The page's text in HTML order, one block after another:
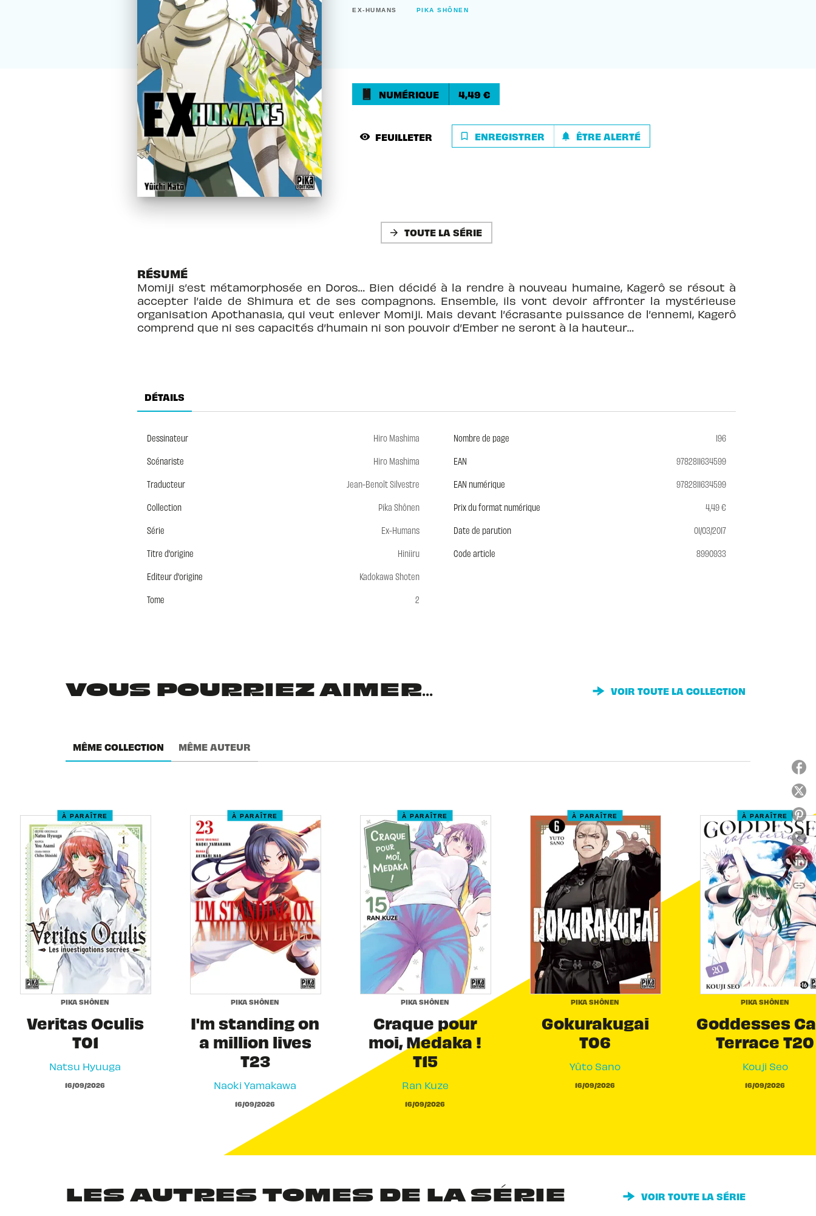
EX-HUMANS PIKA SHÔNEN
NUMÉRIQUE 4,49 €
visibility FEUILLETER bookmark_border ENREGISTRER notifications ÊTRE ALERTÉ
arrow_forward TOUTE LA SÉRIE
RÉSUMÉ
Momiji s’est métamorphosée en Doros… Bien décidé à la rendre à nouveau humaine, Kagerô se résout à
accepter l’aide de Shimura et de ses compagnons. Ensemble, ils vont devoir affronter la mystérieuse
organisation Apothanasia, qui veut enlever Momiji. Mais devant l’écrasante puissance de l’ennemi, Kagerô
comprend que ni ses capacités d’humain ni son pouvoir d’Ember ne seront à la hauteur…
DÉTAILS
Dessinateur
Hiro Mashima
Scénariste
Hiro Mashima
Traducteur
Jean-Benoît Silvestre
Collection
Pika Shônen
Série
Ex-Humans
Titre d'origine
Hiniiru
Editeur d'origine
Kadokawa Shoten
Tome
2
Nombre de page
196
EAN
9782811634599
EAN numérique
9782811634599
Prix du format numérique
4,49 €
Date de parution
01/03/2017
Code article
8990933
VOUS POURRIEZ AIMER... VOIR TOUTE LA COLLECTION
MÊME COLLECTION MÊME AUTEUR
À PARAÎTRE
PIKA SHÔNEN
Veritas Oculis
T01
Natsu Hyuuga
16/09/2026
À PARAÎTRE
PIKA SHÔNEN
I'm standing on
a million lives
T23
Naoki Yamakawa
16/09/2026
À PARAÎTRE
PIKA SHÔNEN
Craque pour
moi, Medaka !
T15
Ran Kuze
16/09/2026
À PARAÎTRE
PIKA SHÔNEN
Gokurakugai
T06
Yûto Sano
16/09/2026
À PARAÎTRE
PIKA SHÔNEN
Goddesses
Terrace T20
Kouji Seo
16/09/2026
LES AUTRES TOMES DE LA SÉRIE VOIR TOUTE LA SÉRIE
link